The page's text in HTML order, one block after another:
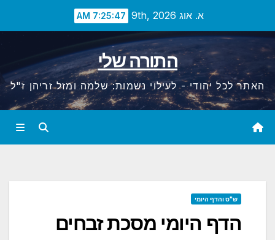
content
א. אוג 9th, 2026 7:25:48 AM
התורה שלי
האתר לכל יהודי - לעילוי נשמות: שלמה ומזל זריהן ז"ל
ש"ס והדף היומי
הדף היומי מסכת זבחים